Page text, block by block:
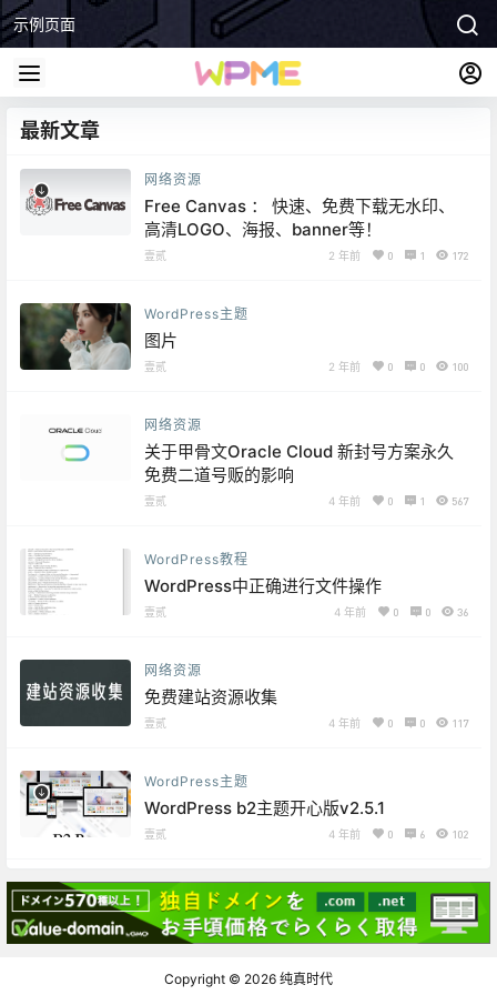
示例页面
最新文章
网络资源
Free Canvas ： 快速、免费下载无水印、
高清LOGO、海报、banner等！
壹贰 2 年前 0 1 172
WordPress主题
图片
壹贰 2 年前 0 0 100
网络资源
关于甲骨文Oracle Cloud 新封号方案永久
免费二道号贩的影响
壹贰 4 年前 0 1 567
WordPress教程
WordPress中正确进行文件操作
壹贰 4 年前 0 0 36
网络资源
免费建站资源收集
壹贰 4 年前 0 0 117
WordPress主题
WordPress b2主题开心版v2.5.1
壹贰 4 年前 0 6 102
Copyright © 2026 纯真时代